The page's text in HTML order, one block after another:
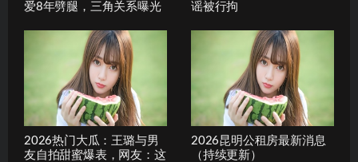
爱8年劈腿，三角关系曝光
谣被行拘
2026热门大瓜：王璐与男
友自拍甜蜜爆表，网友：这
2026昆明公租房最新消息
（持续更新）